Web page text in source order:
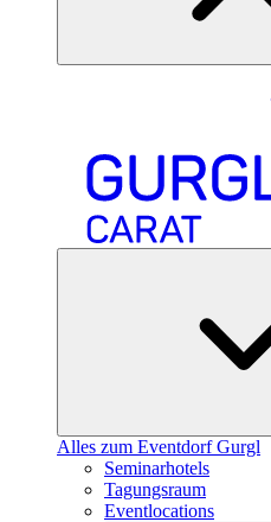
Alles zum Eventdorf Gurgl
Seminarhotels
Tagungsraum
Eventlocations